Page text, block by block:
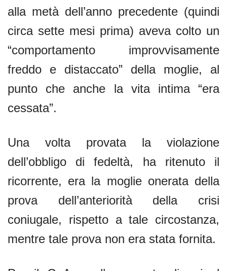
alla metà dell’anno precedente (quindi
circa sette mesi prima) aveva colto un
“comportamento improvvisamente
freddo e distaccato” della moglie, al
punto che anche la vita intima “era
cessata”.
Una volta provata la violazione
dell’obbligo di fedeltà, ha ritenuto il
ricorrente, era la moglie onerata della
prova dell’anteriorità della crisi
coniugale, rispetto a tale circostanza,
mentre tale prova non era stata fornita.